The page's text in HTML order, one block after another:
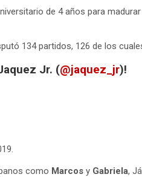
de 4 años para
134 partidos, 126 de los
Jr. (@jaquez_jr)!
como Marcos y Gabriela,